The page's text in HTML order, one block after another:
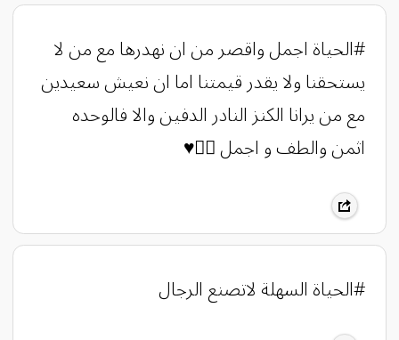
#الحياة اجمل واقصر من ان نهدرها مع من لا
يستحقنا ولا يقدر قيمتنا اما ان نعيش سعيدين
مع من يرانا الكنز النادر الدفين والا فالوحده
اثمن والطف و اجمل 👍🏻♥️
#الحياة السهلة لاتصنع الرجال